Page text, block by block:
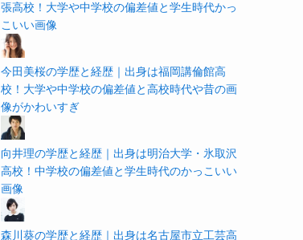
張高校！大学や中学校の偏差値と学生時代かっ
こいい画像
今田美桜の学歴と経歴｜出身は福岡講倫館高
校！大学や中学校の偏差値と高校時代や昔の画
像がかわいすぎ
向井理の学歴と経歴｜出身は明治大学・氷取沢
高校！中学校の偏差値と学生時代のかっこいい
画像
森川葵の学歴と経歴｜出身は名古屋市立工芸高